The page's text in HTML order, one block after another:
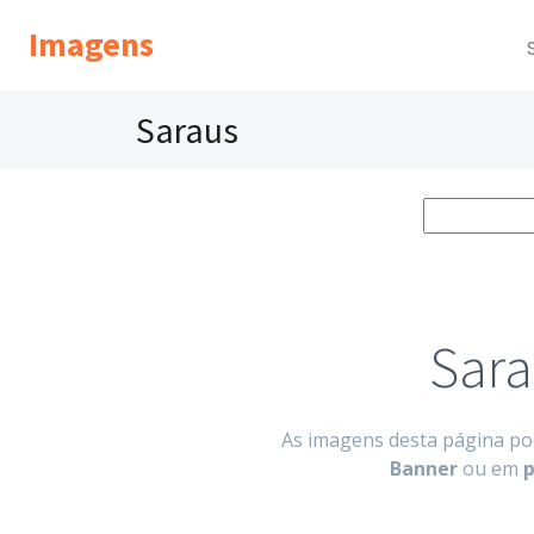
Imagens
Saraus
As imagens desta página
Bannerou em